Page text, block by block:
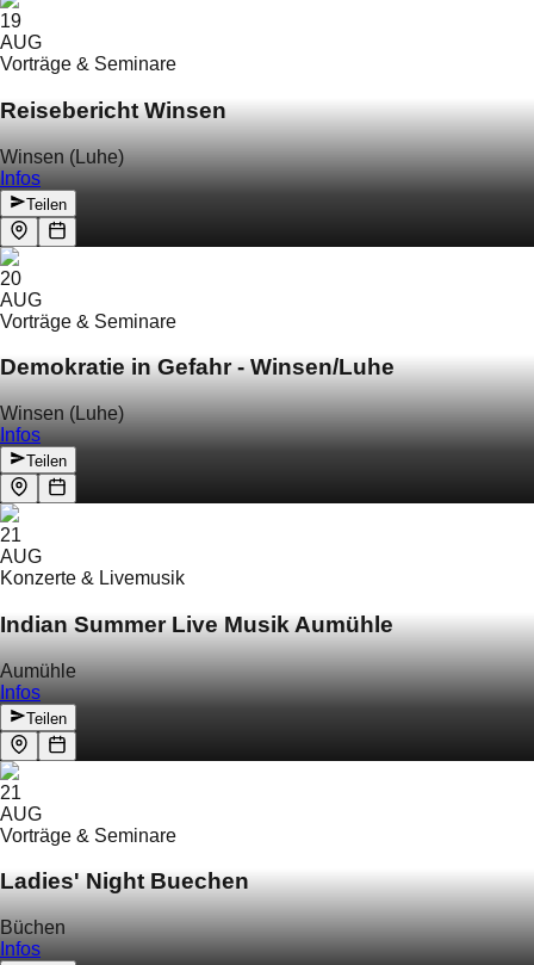
19
AUG
Vorträge & Seminare
Reisebericht Winsen
Winsen (Luhe)
Infos
Teilen
20
AUG
Vorträge & Seminare
Demokratie in Gefahr - Winsen/Luhe
Winsen (Luhe)
Infos
Teilen
21
AUG
Konzerte & Livemusik
Indian Summer Live Musik Aumühle
Aumühle
Infos
Teilen
21
AUG
Vorträge & Seminare
Ladies' Night Buechen
Büchen
Infos